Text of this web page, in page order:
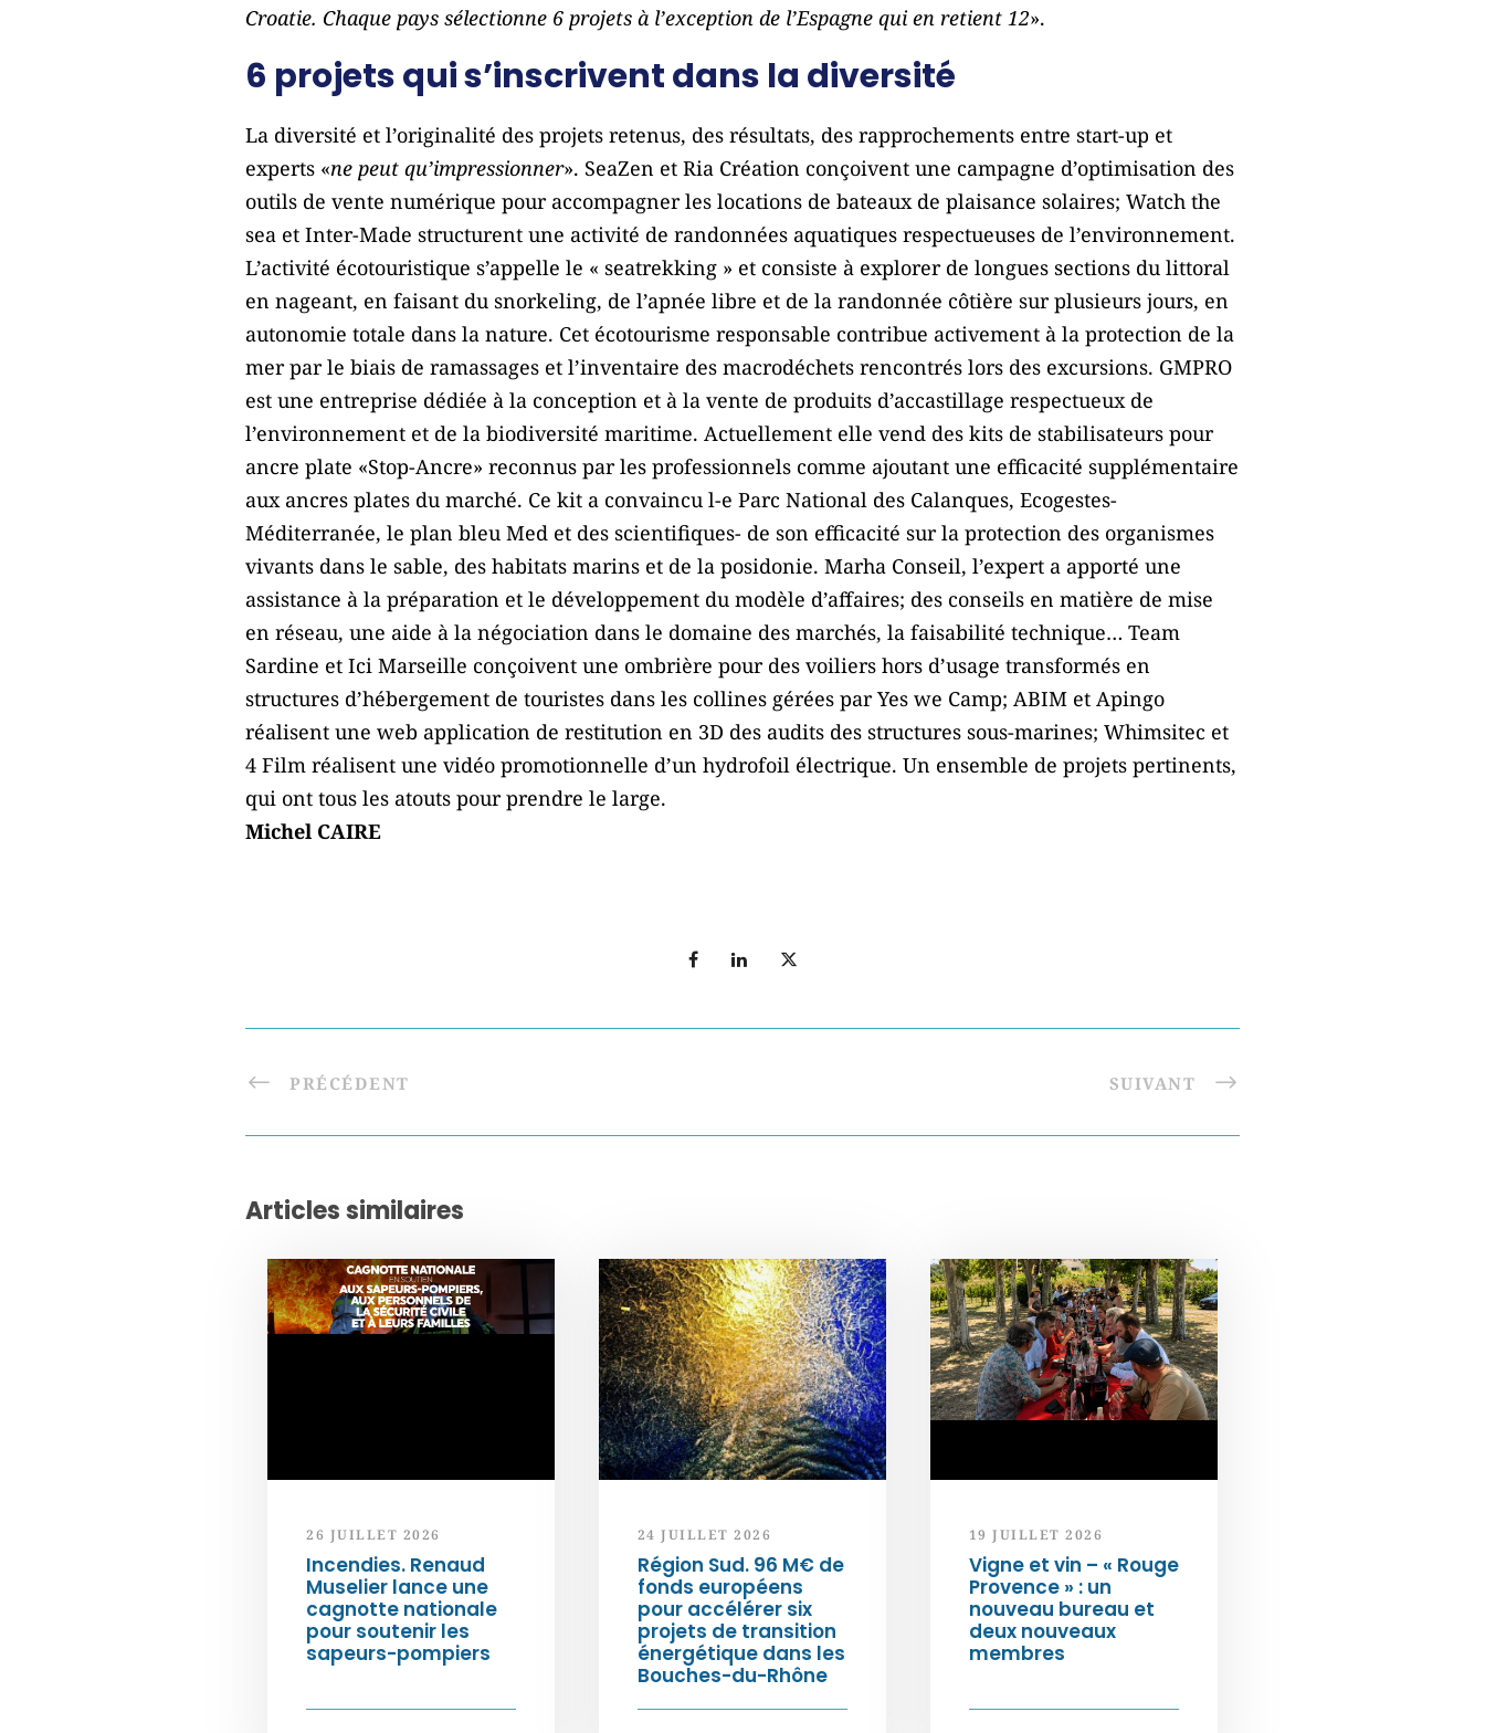
Croatie. Chaque pays sélectionne 6 projets à l’exception de l’Espagne qui en retient 12».
6 projets qui s’inscrivent dans la diversité
La diversité et l’originalité des projets retenus, des résultats, des rapprochements entre start-up et
experts «ne peut qu’impressionner». SeaZen et Ria Création conçoivent une campagne d’optimisation des
outils de vente numérique pour accompagner les locations de bateaux de plaisance solaires; Watch the
sea et Inter-Made structurent une activité de randonnées aquatiques respectueuses de l’environnement.
L’activité écotouristique s’appelle le « seatrekking » et consiste à explorer de longues sections du littoral
en nageant, en faisant du snorkeling, de l’apnée libre et de la randonnée côtière sur plusieurs jours, en
autonomie totale dans la nature. Cet écotourisme responsable contribue activement à la protection de la
mer par le biais de ramassages et l’inventaire des macrodéchets rencontrés lors des excursions. GMPRO
est une entreprise dédiée à la conception et à la vente de produits d’accastillage respectueux de
l’environnement et de la biodiversité maritime. Actuellement elle vend des kits de stabilisateurs pour
ancre plate «Stop-Ancre» reconnus par les professionnels comme ajoutant une efficacité supplémentaire
aux ancres plates du marché. Ce kit a convaincu l-e Parc National des Calanques, Ecogestes-
Méditerranée, le plan bleu Med et des scientifiques- de son efficacité sur la protection des organismes
vivants dans le sable, des habitats marins et de la posidonie. Marha Conseil, l’expert a apporté une
assistance à la préparation et le développement du modèle d’affaires; des conseils en matière de mise
en réseau, une aide à la négociation dans le domaine des marchés, la faisabilité technique… Team
Sardine et Ici Marseille conçoivent une ombrière pour des voiliers hors d’usage transformés en
structures d’hébergement de touristes dans les collines gérées par Yes we Camp; ABIM et Apingo
réalisent une web application de restitution en 3D des audits des structures sous-marines; Whimsitec et
4 Film réalisent une vidéo promotionnelle d’un hydrofoil électrique. Un ensemble de projets pertinents,
qui ont tous les atouts pour prendre le large.
Michel CAIRE
PRÉCÉDENT SUIVANT
Articles similaires
26 JUILLET 2026
Incendies. Renaud
Muselier lance une
cagnotte nationale
pour soutenir les
sapeurs-pompiers
24 JUILLET 2026
Région Sud. 96 M€ de
fonds européens
pour accélérer six
projets de transition
énergétique dans les
Bouches-du-Rhône
19 JUILLET 2026
Vigne et vin – « Rouge
Provence » : un
nouveau bureau et
deux nouveaux
membres